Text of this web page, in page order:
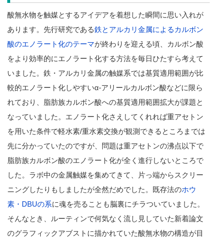
酸無水物を触媒とするアイデアを着想した瞬間に思い入れが
あります。先行研究である鉄とアルカリ金属によるカルボン
酸のエノラート化のテーマが終わりを迎える頃、カルボン酸
をより効率的にエノラート化する方法を毎日ひたすら考えて
いました。鉄・アルカリ金属の触媒系では基質適用範囲が比
較的エノラート化しやすいα-アリールカルボン酸などに限ら
れており、脂肪族カルボン酸への基質適用範囲拡大が課題と
なっていました。エノラート化さえしてくれれば重アセトン
を用いた条件で軽水素/重水素交換が観測できるところまでは
先に分かっていたのですが、問題は重アセトンの沸点以下で
脂肪族カルボン酸のエノラート化が全く進行しないところで
した。ラボ中の金属触媒を集めてきて、片っ端からスクリー
ニングしたりもしましたが全然だめでした。既存法のホウ
素・DBUの系に魂を売ることも脳裏にチラついていました。
そんなとき、ルーティンで何気なく流し見していた新着論文
のグラフィックアブストに描かれていた酸無水物の構造が目